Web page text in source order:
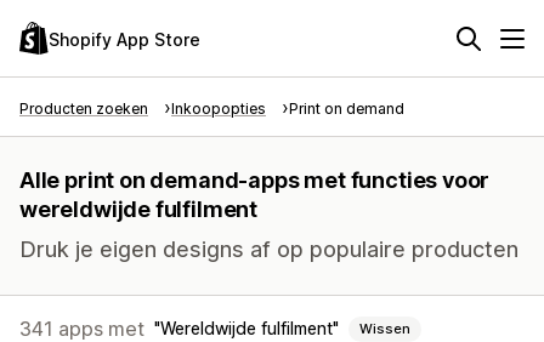
Shopify App Store
Producten zoeken Inkoopopties Print on demand
Alle print on demand-apps met functies voor
wereldwijde fulfilment
Druk je eigen designs af op populaire producten
341 apps met Wereldwijde fulfilment Wissen